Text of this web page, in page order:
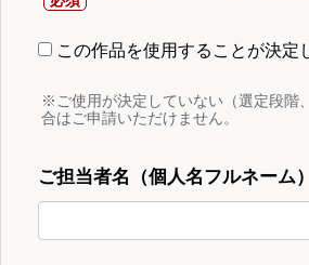
この作品を使用することが決定
※ご使用が決定していない（選定段階
合はご申請いただけません。
ご担当者名（個人名フルネーム）